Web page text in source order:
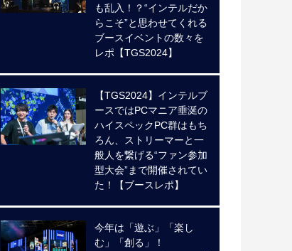
も乱入！？“インテルだか
らこそ”と思わせてくれる
ブースイベントの数々を
レポ【TGS2024】
【TGS2024】インテルブ
ースではPCマニア垂涎の
ハイスペックPC群はもち
ろん、ストリーマーと一
般人を繋げる“ファン参加
型大会”まで開催されてい
た！【ブースレポ】
今年は「遊ぶ」「楽し
む」「創る」！